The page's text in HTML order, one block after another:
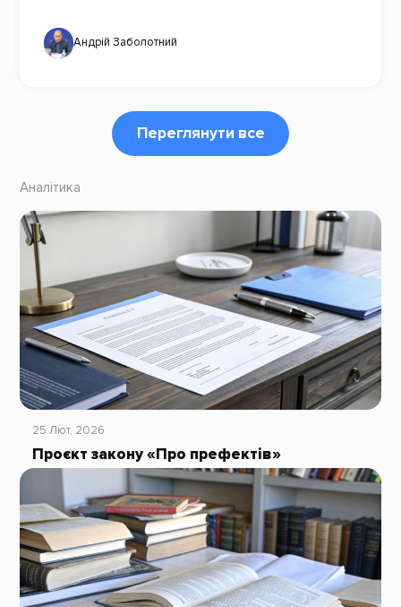
Андрій Заболотний
Переглянути все
Аналітика
25 Лют, 2026
Проєкт закону «Про префектів»